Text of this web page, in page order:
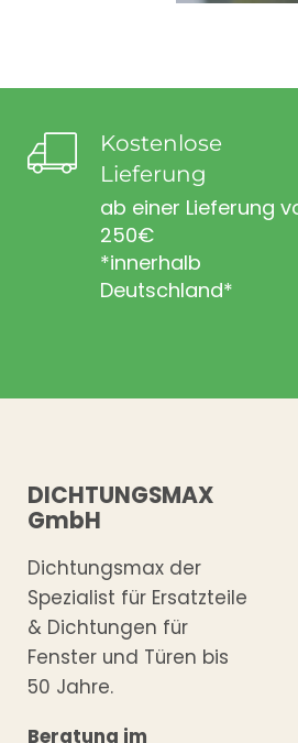
Kostenlose
Lieferung
ab einer Lieferung
250€
*innerhalb
Deutschland*
DICHTUNGSMAX
GmbH
Dichtungsmax der
Spezialist für Ersatzteile
& Dichtungen für
Fenster und Türen bis
50 Jahre.
Beratung im